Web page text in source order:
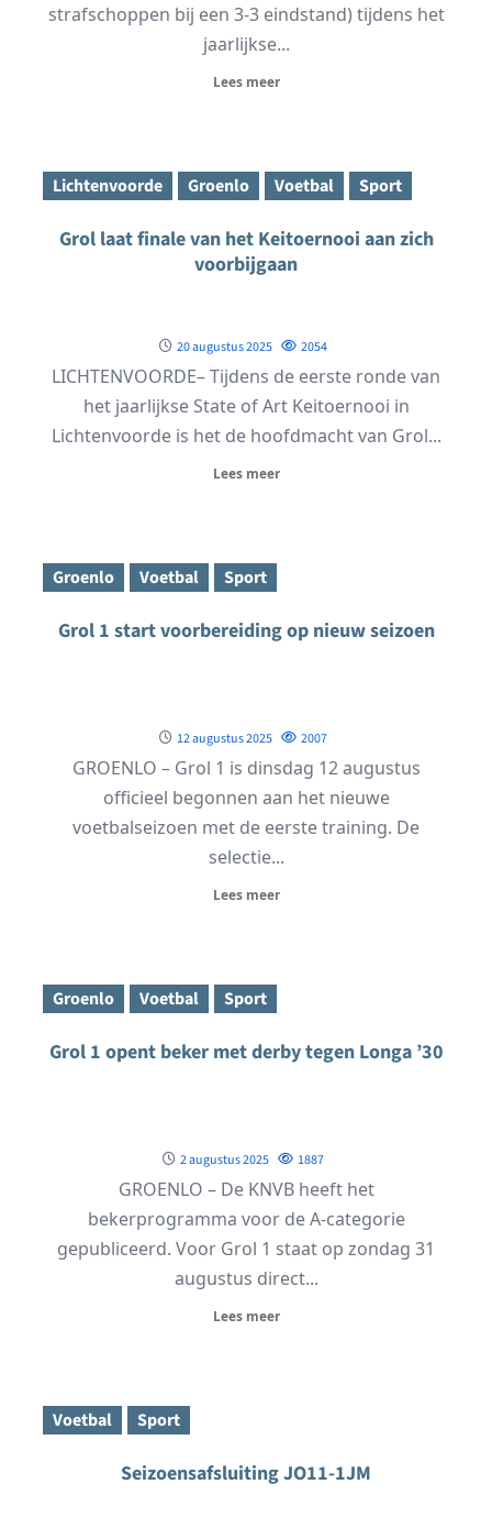
strafschoppen bij een 3-3 eindstand) tijdens het
jaarlijkse...
Lees meer
Lichtenvoorde Groenlo Voetbal Sport
Grol laat finale van het Keitoernooi aan zich
voorbijgaan
20 augustus 2025 2054
LICHTENVOORDE– Tijdens de eerste ronde van
het jaarlijkse State of Art Keitoernooi in
Lichtenvoorde is het de hoofdmacht van Grol...
Lees meer
Groenlo Voetbal Sport
Grol 1 start voorbereiding op nieuw seizoen
12 augustus 2025 2007
GROENLO – Grol 1 is dinsdag 12 augustus
officieel begonnen aan het nieuwe
voetbalseizoen met de eerste training. De
selectie...
Lees meer
Groenlo Voetbal Sport
Grol 1 opent beker met derby tegen Longa ’30
2 augustus 2025 1887
GROENLO – De KNVB heeft het
bekerprogramma voor de A-categorie
gepubliceerd. Voor Grol 1 staat op zondag 31
augustus direct...
Lees meer
Voetbal Sport
Seizoensafsluiting JO11-1JM